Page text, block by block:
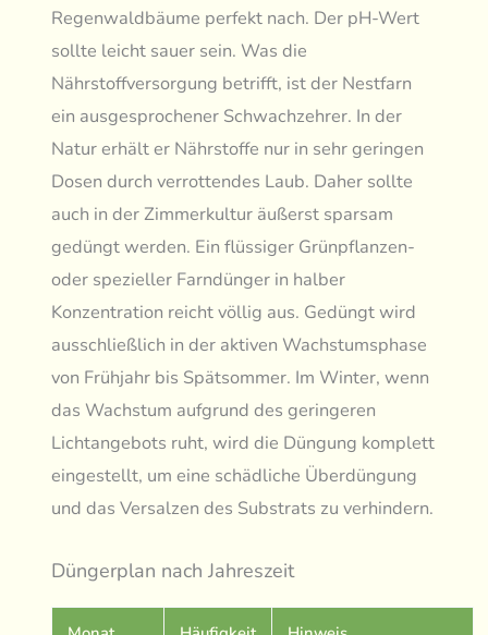
Regenwaldbäume perfekt nach. Der pH-Wert
sollte leicht sauer sein. Was die
Nährstoffversorgung betrifft, ist der Nestfarn
ein ausgesprochener Schwachzehrer. In der
Natur erhält er Nährstoffe nur in sehr geringen
Dosen durch verrottendes Laub. Daher sollte
auch in der Zimmerkultur äußerst sparsam
gedüngt werden. Ein flüssiger Grünpflanzen-
oder spezieller Farndünger in halber
Konzentration reicht völlig aus. Gedüngt wird
ausschließlich in der aktiven Wachstumsphase
von Frühjahr bis Spätsommer. Im Winter, wenn
das Wachstum aufgrund des geringeren
Lichtangebots ruht, wird die Düngung komplett
eingestellt, um eine schädliche Überdüngung
und das Versalzen des Substrats zu verhindern.
Düngerplan nach Jahreszeit